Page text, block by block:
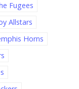
Fugees
Allstars
Horns